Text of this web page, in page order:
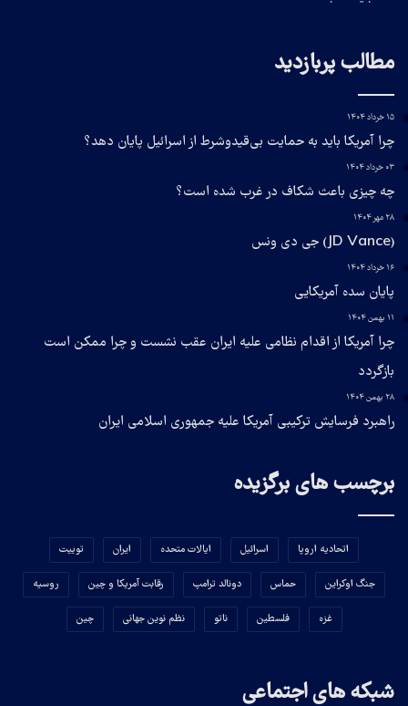
مطالب پربازدید
۱۵ خرداد ۱۴۰۴
چرا آمریکا باید به حمایت بی‌قیدوشرط از اسرائیل پایان دهد؟
۰۳ خرداد ۱۴۰۴
چه چیزی باعث شکاف در غرب شده است؟
۲۸ مهر ۱۴۰۴
(JD Vance) جی دی ونس
۱۶ خرداد ۱۴۰۴
پایان سده آمریکایی
۱۱ بهمن ۱۴۰۴
چرا آمریکا از اقدام نظامی علیه ایران عقب نشست و چرا ممکن است
بازگردد
۲۸ بهمن ۱۴۰۴
راهبرد فرسایش ترکیبی آمریکا علیه جمهوری اسلامی ایران
برچسب های برگزیده
اتحادیه اروپا اسرائیل ایالات متحده ایران توییت
جنگ اوکراین حماس دونالد ترامپ رقابت آمریکا و چین روسیه
غزه فلسطین ناتو نظم نوین جهانی چین
شبکه های اجتماعی